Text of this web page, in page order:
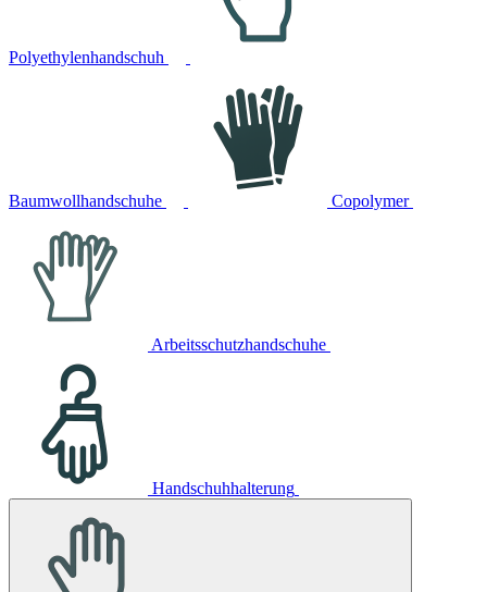
Polyethylenhandschuh
Baumwollhandschuhe Copolymer
Arbeitsschutzhandschuhe
Handschuhhalterung